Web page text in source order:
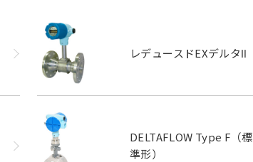
レデュースドEXデルタⅡ
DELTAFLOW Type F（標
準形）